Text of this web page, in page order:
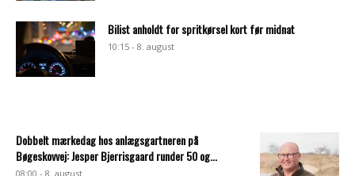
Bilist anholdt for spritkørsel kort før midnat
10:15 - 8. august
Dobbelt mærkedag hos anlægsgartneren på
Bøgeskovvej: Jesper Bjerrisgaard runder 50 og...
08:00 - 8. august